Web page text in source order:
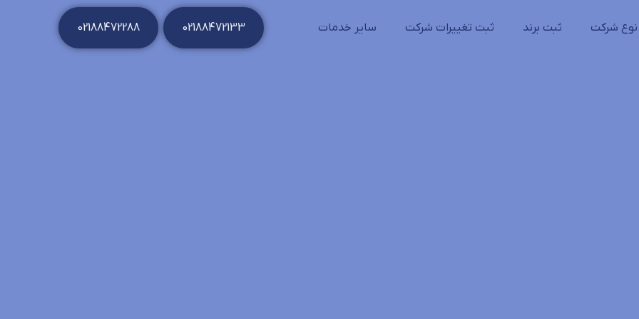
نوع شرکت ثبت برند ثبت تغییرات شرکت سایر خدمات 02188472133
02188472288